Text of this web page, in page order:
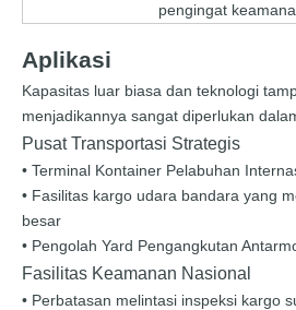
pengingat
Aplikasi
Kapasitas luar biasa dan teknologi
menjadikannya sangat diperlukan
Pusat Transportasi Strategis
• Terminal Kontainer Pelabuhan
• Fasilitas kargo udara bandara yang
besar
• Pengolah Yard Pengangkutan
Fasilitas Keamanan Nasional
• Perbatasan melintasi inspeksi kargo